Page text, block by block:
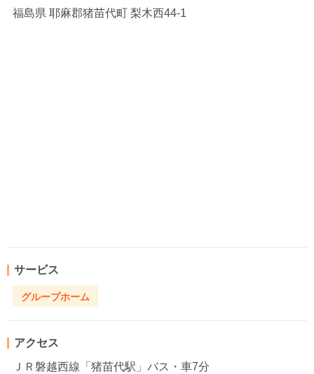
福島県 耶麻郡猪苗代町 梨木西44-1
サービス
グループホーム
アクセス
ＪＲ磐越西線「猪苗代駅」バス・車7分